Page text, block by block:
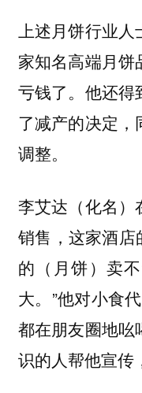
上述月饼行业人
家知名高端月
亏钱了。他还得
了减产的决定
调整。
李艾达（化名）
销售，这家酒店
的（月饼）卖
大。”他对小食
都在朋友圈地吆
识的人帮他宣传